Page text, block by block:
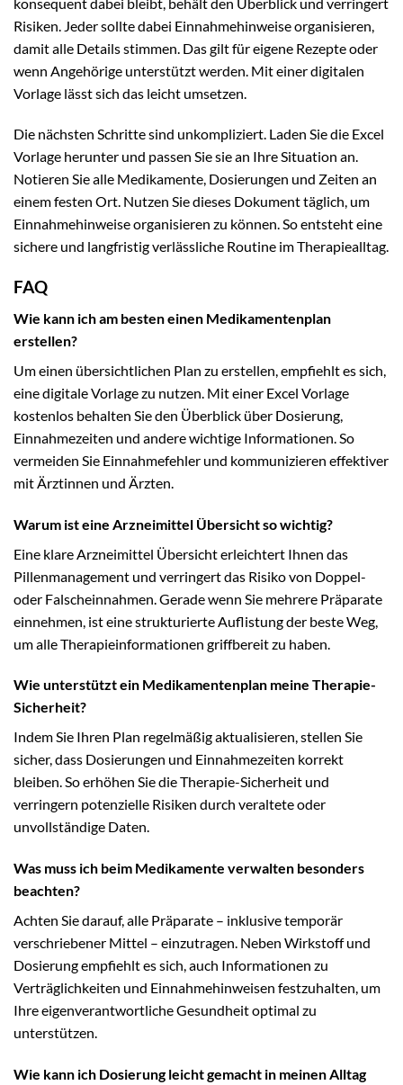
Risiken. Jeder sollte dabei Einnahmehinweise organisieren,
damit alle Details stimmen. Das gilt für eigene Rezepte oder
wenn Angehörige unterstützt werden. Mit einer digitalen
Vorlage lässt sich das leicht umsetzen.
Die nächsten Schritte sind unkompliziert. Laden Sie die Excel
Vorlage herunter und passen Sie sie an Ihre Situation an.
Notieren Sie alle Medikamente, Dosierungen und Zeiten an
einem festen Ort. Nutzen Sie dieses Dokument täglich, um
Einnahmehinweise organisieren zu können. So entsteht eine
sichere und langfristig verlässliche Routine im Therapiealltag.
FAQ
Wie kann ich am besten einen Medikamentenplan
erstellen?
Um einen übersichtlichen Plan zu erstellen, empfiehlt es sich,
eine digitale Vorlage zu nutzen. Mit einer Excel Vorlage
kostenlos behalten Sie den Überblick über Dosierung,
Einnahmezeiten und andere wichtige Informationen. So
vermeiden Sie Einnahmefehler und kommunizieren effektiver
mit Ärztinnen und Ärzten.
Warum ist eine Arzneimittel Übersicht so wichtig?
Eine klare Arzneimittel Übersicht erleichtert Ihnen das
Pillenmanagement und verringert das Risiko von Doppel-
oder Falscheinnahmen. Gerade wenn Sie mehrere Präparate
einnehmen, ist eine strukturierte Auflistung der beste Weg,
um alle Therapieinformationen griffbereit zu haben.
Wie unterstützt ein Medikamentenplan meine Therapie-
Sicherheit?
Indem Sie Ihren Plan regelmäßig aktualisieren, stellen Sie
sicher, dass Dosierungen und Einnahmezeiten korrekt
bleiben. So erhöhen Sie die Therapie-Sicherheit und
verringern potenzielle Risiken durch veraltete oder
unvollständige Daten.
Was muss ich beim Medikamente verwalten besonders
beachten?
Achten Sie darauf, alle Präparate – inklusive temporär
verschriebener Mittel – einzutragen. Neben Wirkstoff und
Dosierung empfiehlt es sich, auch Informationen zu
Verträglichkeiten und Einnahmehinweisen festzuhalten, um
Ihre eigenverantwortliche Gesundheit optimal zu
unterstützen.
Wie kann ich Dosierung leicht gemacht in meinen Alltag